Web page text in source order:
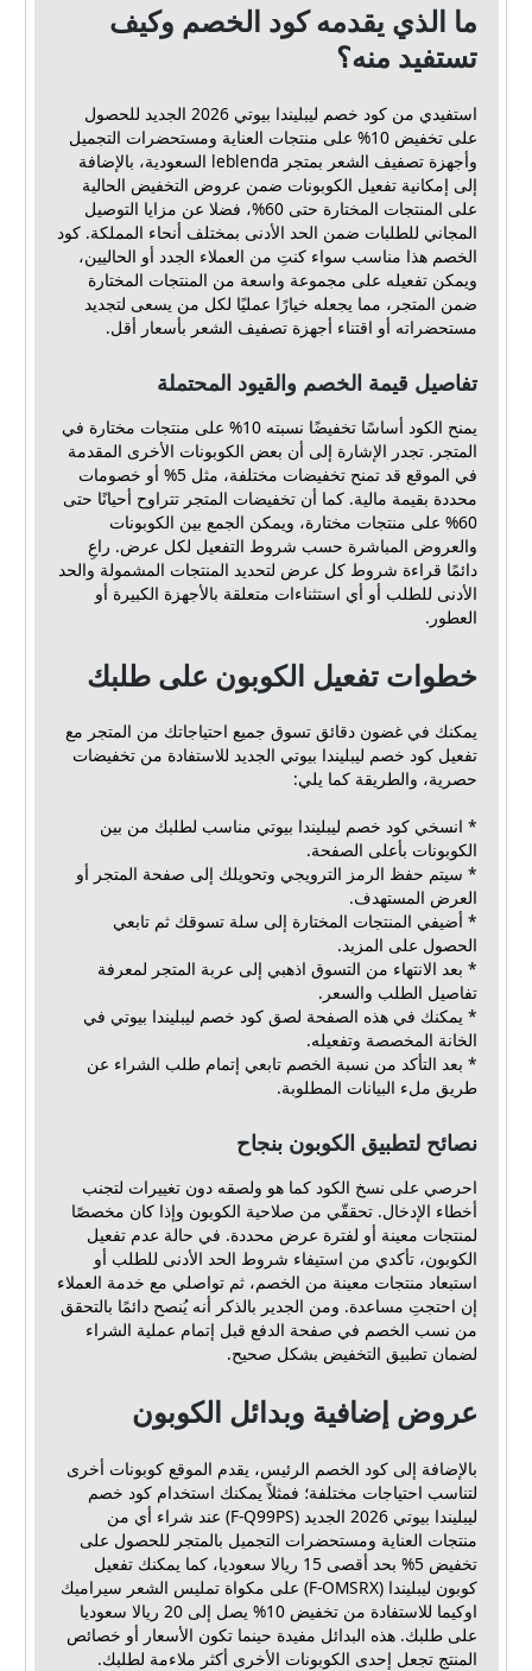
ما الذي يقدمه كود الخصم وكيف
تستفيد منه؟
استفيدي من كود خصم ليبليندا بيوتي 2026 الجديد للحصول
على تخفيض 10% على منتجات العناية ومستحضرات التجميل
وأجهزة تصفيف الشعر بمتجر leblenda السعودية، بالإضافة
إلى إمكانية تفعيل الكوبونات ضمن عروض التخفيض الحالية
على المنتجات المختارة حتى 60%، فضلا عن مزايا التوصيل
المجاني للطلبات ضمن الحد الأدنى بمختلف أنحاء المملكة. كود
الخصم هذا مناسب سواء كنتِ من العملاء الجدد أو الحاليين،
ويمكن تفعيله على مجموعة واسعة من المنتجات المختارة
ضمن المتجر، مما يجعله خيارًا عمليًا لكل من يسعى لتجديد
مستحضراته أو اقتناء أجهزة تصفيف الشعر بأسعار أقل.
تفاصيل قيمة الخصم والقيود المحتملة
يمنح الكود أساسًا تخفيضًا نسبته 10% على منتجات مختارة في
المتجر. تجدر الإشارة إلى أن بعض الكوبونات الأخرى المقدمة
في الموقع قد تمنح تخفيضات مختلفة، مثل 5% أو خصومات
محددة بقيمة مالية. كما أن تخفيضات المتجر تتراوح أحيانًا حتى
60% على منتجات مختارة، ويمكن الجمع بين الكوبونات
والعروض المباشرة حسب شروط التفعيل لكل عرض. راعِ
دائمًا قراءة شروط كل عرض لتحديد المنتجات المشمولة والحد
الأدنى للطلب أو أي استثناءات متعلقة بالأجهزة الكبيرة أو
العطور.
خطوات تفعيل الكوبون على طلبك
يمكنك في غضون دقائق تسوق جميع احتياجاتك من المتجر مع
تفعيل كود خصم ليبليندا بيوتي الجديد للاستفادة من تخفيضات
حصرية، والطريقة كما يلي:
* انسخي كود خصم ليبليندا بيوتي مناسب لطلبك من بين
الكوبونات بأعلى الصفحة.
* سيتم حفظ الرمز الترويجي وتحويلك إلى صفحة المتجر أو
العرض المستهدف.
* أضيفي المنتجات المختارة إلى سلة تسوقك ثم تابعي
الحصول على المزيد.
* بعد الانتهاء من التسوق اذهبي إلى عربة المتجر لمعرفة
تفاصيل الطلب والسعر.
* يمكنك في هذه الصفحة لصق كود خصم ليبليندا بيوتي في
الخانة المخصصة وتفعيله.
* بعد التأكد من نسبة الخصم تابعي إتمام طلب الشراء عن
طريق ملء البيانات المطلوبة.
نصائح لتطبيق الكوبون بنجاح
احرصي على نسخ الكود كما هو ولصقه دون تغييرات لتجنب
أخطاء الإدخال. تحققّي من صلاحية الكوبون وإذا كان مخصصًا
لمنتجات معينة أو لفترة عرض محددة. في حالة عدم تفعيل
الكوبون، تأكدي من استيفاء شروط الحد الأدنى للطلب أو
استبعاد منتجات معينة من الخصم، ثم تواصلي مع خدمة العملاء
إن احتجتِ مساعدة. ومن الجدير بالذكر أنه يُنصح دائمًا بالتحقق
من نسب الخصم في صفحة الدفع قبل إتمام عملية الشراء
لضمان تطبيق التخفيض بشكل صحيح.
عروض إضافية وبدائل الكوبون
بالإضافة إلى كود الخصم الرئيس، يقدم الموقع كوبونات أخرى
لتناسب احتياجات مختلفة؛ فمثلاً يمكنك استخدام كود خصم
ليبليندا بيوتي 2026 الجديد (F-Q99PS) عند شراء أي من
منتجات العناية ومستحضرات التجميل بالمتجر للحصول على
تخفيض 5% بحد أقصى 15 ريالا سعوديا، كما يمكنك تفعيل
كوبون ليبليندا (F-OMSRX) على مكواة تمليس الشعر سيراميك
اوكيما للاستفادة من تخفيض 10% يصل إلى 20 ريالا سعوديا
على طلبك. هذه البدائل مفيدة حينما تكون الأسعار أو خصائص
المنتج تجعل إحدى الكوبونات الأخرى أكثر ملاءمة لطلبك.